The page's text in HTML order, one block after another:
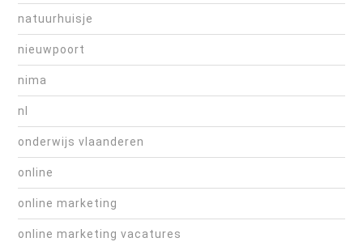
natuurhuisje
nieuwpoort
nima
nl
onderwijs vlaanderen
online
online marketing
online marketing vacatures